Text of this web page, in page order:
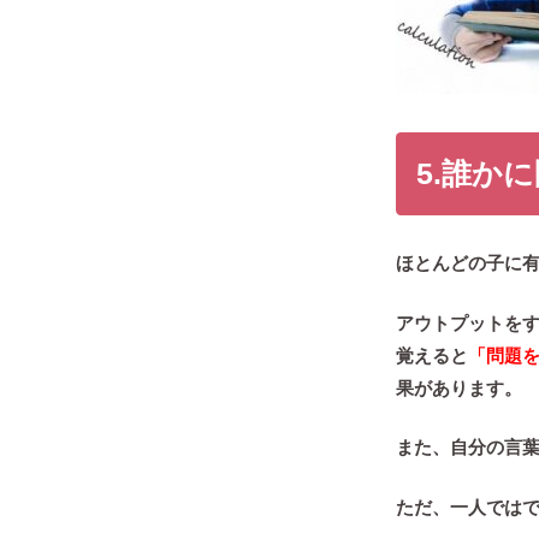
5.誰か
ほとんどの子に
アウトプットを
覚えると
「問題
果があります。
また、自分の言
ただ、 一人では